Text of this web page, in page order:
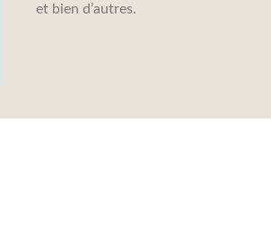
et bien d’autres.